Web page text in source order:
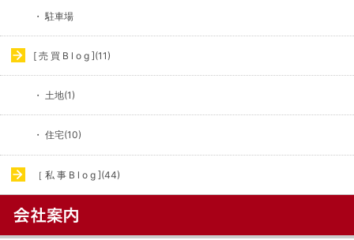
・ 駐車場
[ 売 買 B l o g ](11)
・ 土地(1)
・ 住宅(10)
［ 私 事 B l o g ](44)